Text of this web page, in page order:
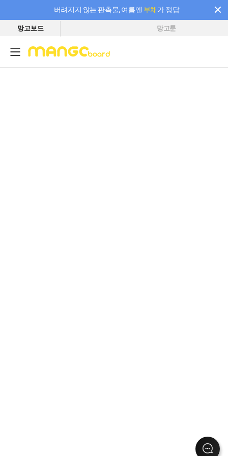
버려지지 않는 판촉물, 여름엔 부채가 정답
필요한 만큼 충전하고 끊김 없이 작업하세요! 새로워진 AI 부스터 요금제
망고보드 망고툰